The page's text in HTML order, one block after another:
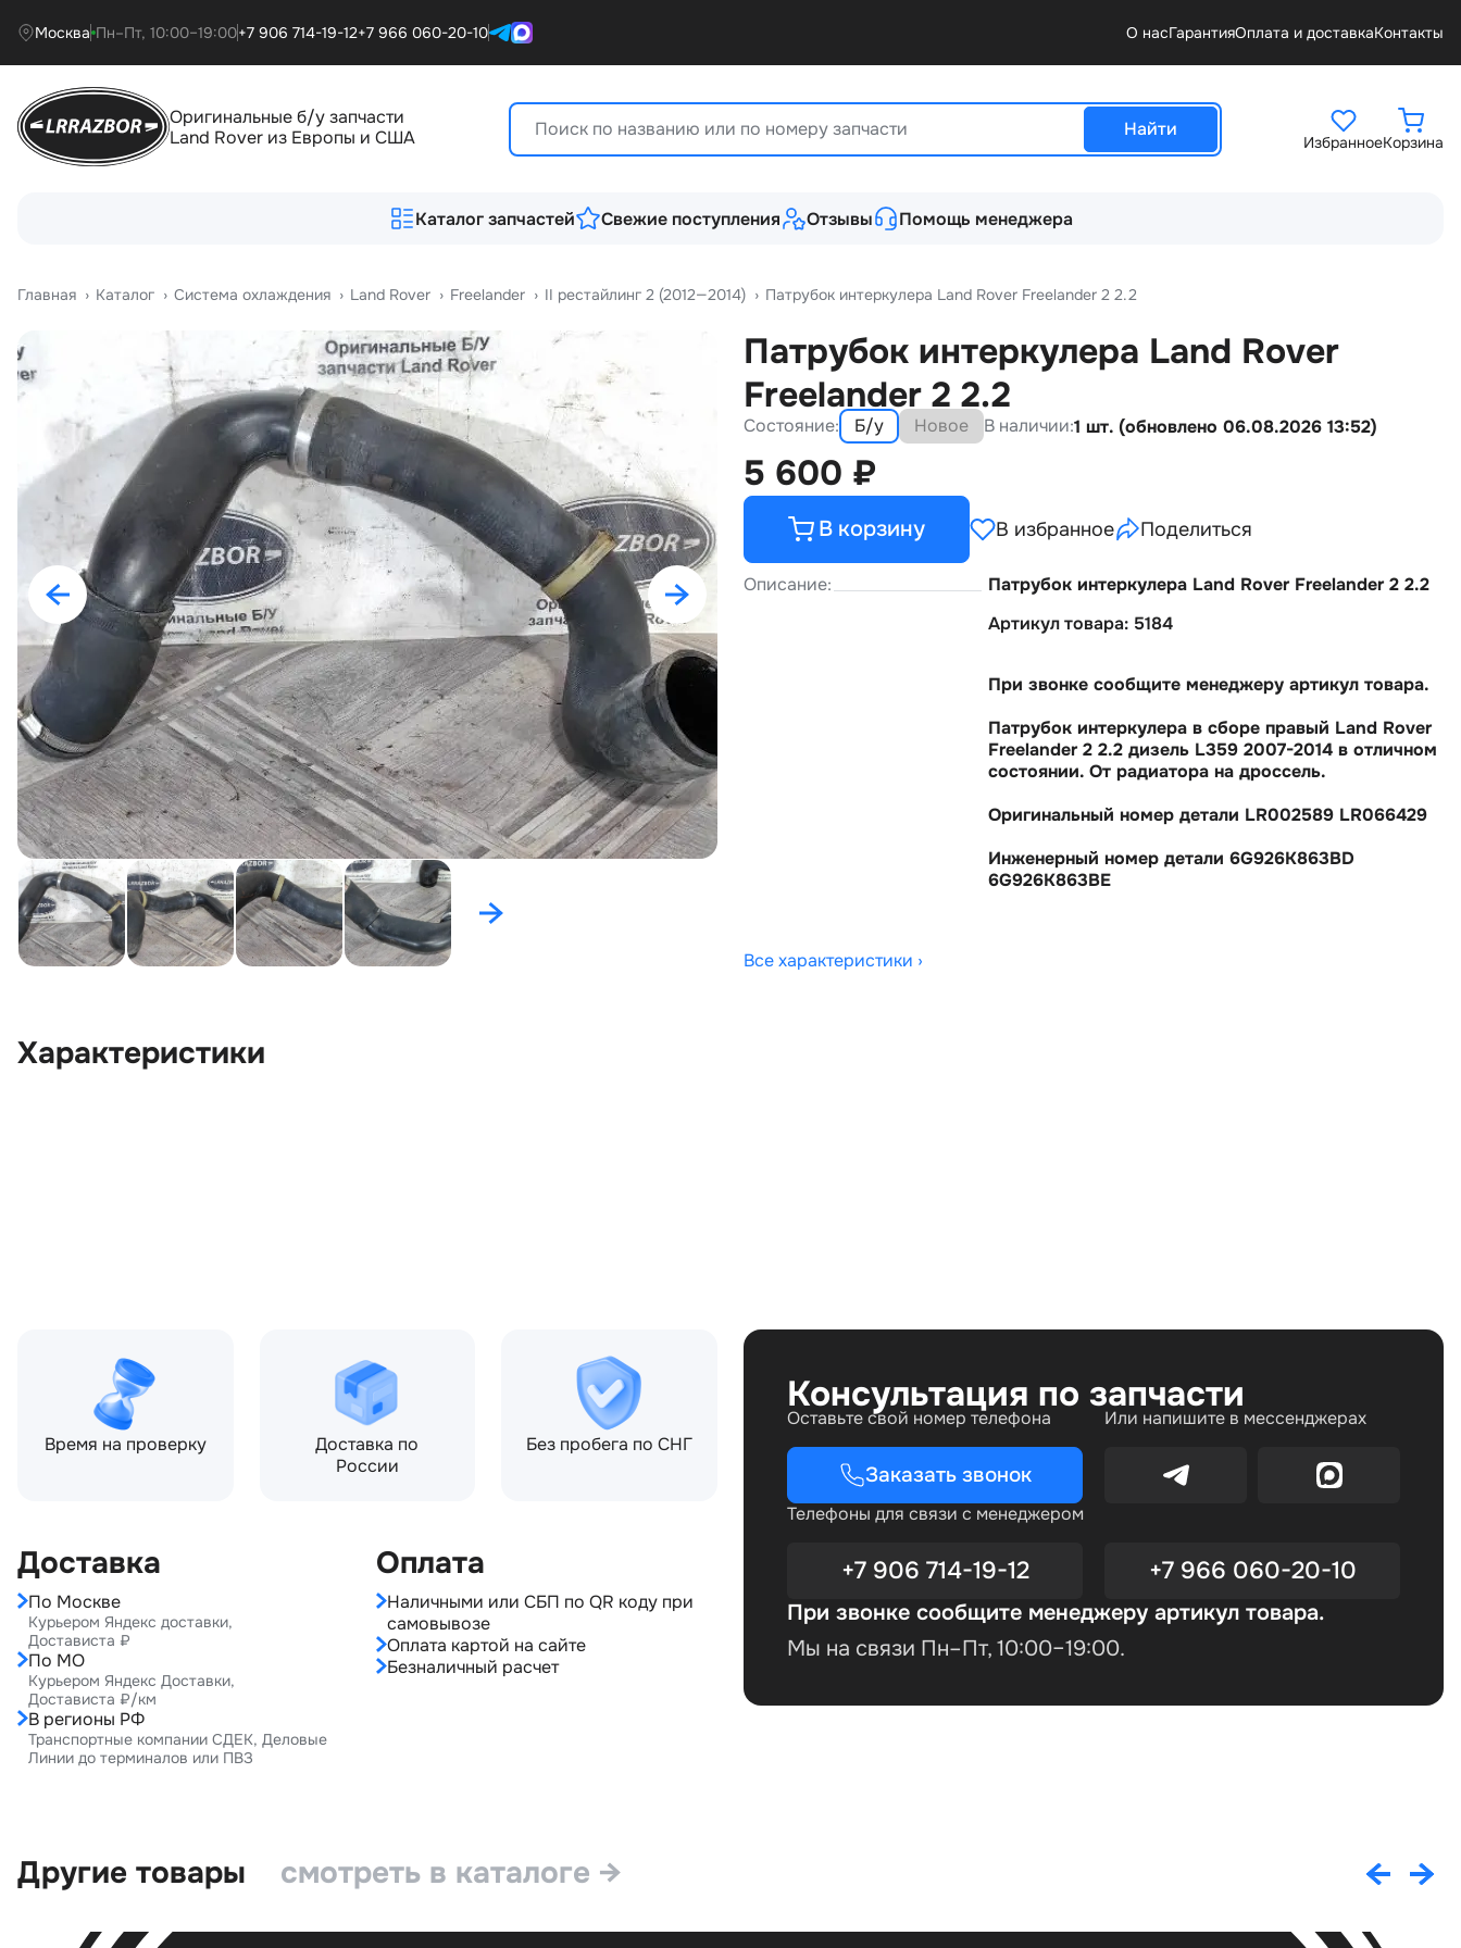
Москва Пн–Пт, 10:00–19:00+7 906 714-19-12+7 966 060-20-10 О насГарантияОплата и доставкаКонтакты
Оригинальные б/у запчасти
Land Rover из Европы и США
Найти
ИзбранноеКорзина
Каталог запчастей Свежие поступления Отзывы Помощь менеджера
Главная › Катало › Система охлаждения › Land Rover › Freelander › II рестайлинг 2 (2012—2014) › Патрубок интеркулера Land Rover Freelander 2 2.2
Патрубок интеркулера Land Rover
Freelander 2 2.2
Состояние: Б/у Новое В наличии:1 шт. (обновлено 06.08.2026 13:52)
5 600 ₽
В корзину В избранное Поделиться
Описание:
Патрубок интеркулера Land Rover Freelander 2 2.2
Артикул товара: 5184
При звонке сообщите менеджеру артикул товара.
Патрубок интеркулера в сборе правый Land Rover
Freelander 2 2.2 дизель L359 2007-2014 в отличном
состоянии. От радиатора на дроссель.
Оригинальный номер детали LR002589 LR066429
Инженерный номер детали 6G926K863BD
6G926K863BE
Все характеристики ›
Характеристики
Время на проверку
Доставка по
России
Без пробега по СНГ
Доставка
По Москве
Курьером Яндекс доставки,
Достависта ₽
По МО
Курьером Яндекс Доставки,
Достависта ₽/км
В регионы РФ
Транспортные компании СДЕК, Деловые
Линии до терминалов или ПВЗ
Оплата
Наличными или СБП по QR коду при
самовывозе
Оплата картой на сайте
Безналичный расчет
Консультация по запчасти
Оставьте свой номер телефона
Заказать звонок
Или напишите в мессенджерах
Телефоны для связи с менеджером
+7 906 714-19-12 +7 966 060-20-10
При звонке сообщите менеджеру артикул товара.
Мы на связи Пн–Пт, 10:00–19:00.
Другие товары смотреть в каталоге →